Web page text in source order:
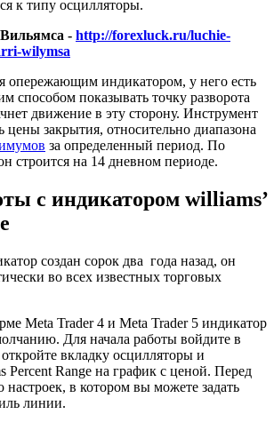
к типу осцилляторы.
- http://forexluck.ru/luchie-
wilymsa
опережающим индикатором, у него есть
способом показывать точку разворота
движение в эту сторону. Инструмент
цены закрытия, относительно диапазона
за определенный период. По
строится на 14 дневном периоде.
с индикатором williams’
создан сорок два года назад, он
во всех известных торговых
Meta Trader 4 и Meta Trader 5 индикатор
Для начала работы войдите в
вкладку осцилляторы и
Percent Range на график с ценой. Перед
настроек, в котором вы можете задать
линии.